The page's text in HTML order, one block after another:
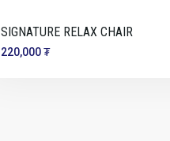
SIGNATURE RELAX CHAIR
220,000 ₮